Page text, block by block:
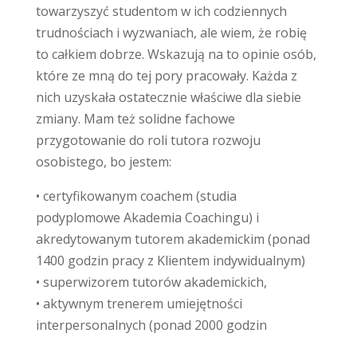
towarzyszyć studentom w ich codziennych
trudnościach i wyzwaniach, ale wiem, że robię
to całkiem dobrze. Wskazują na to opinie osób,
które ze mną do tej pory pracowały. Każda z
nich uzyskała ostatecznie właściwe dla siebie
zmiany. Mam też solidne fachowe
przygotowanie do roli tutora rozwoju
osobistego, bo jestem:
• certyfikowanym coachem (studia
podyplomowe Akademia Coachingu) i
akredytowanym tutorem akademickim (ponad
1400 godzin pracy z Klientem indywidualnym)
• superwizorem tutorów akademickich,
• aktywnym trenerem umiejętności
interpersonalnych (ponad 2000 godzin